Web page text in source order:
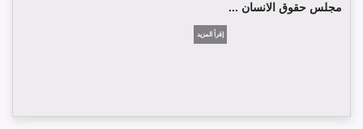
مجلس حقوق الانسان ...
إقرأ المزيد